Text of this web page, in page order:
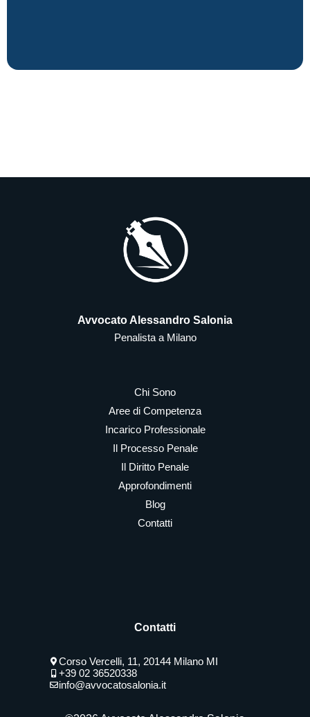
Avvocato Alessandro Salonia
Penalista a Milano
Chi Sono
Aree di Competenza
Incarico Professionale
Il Processo Penale
Il Diritto Penale
Approfondimenti
Blog
Contatti
Contatti
Corso Vercelli, 11, 20144 Milano MI
+39 02 36520338
info@avvocatosalonia.it